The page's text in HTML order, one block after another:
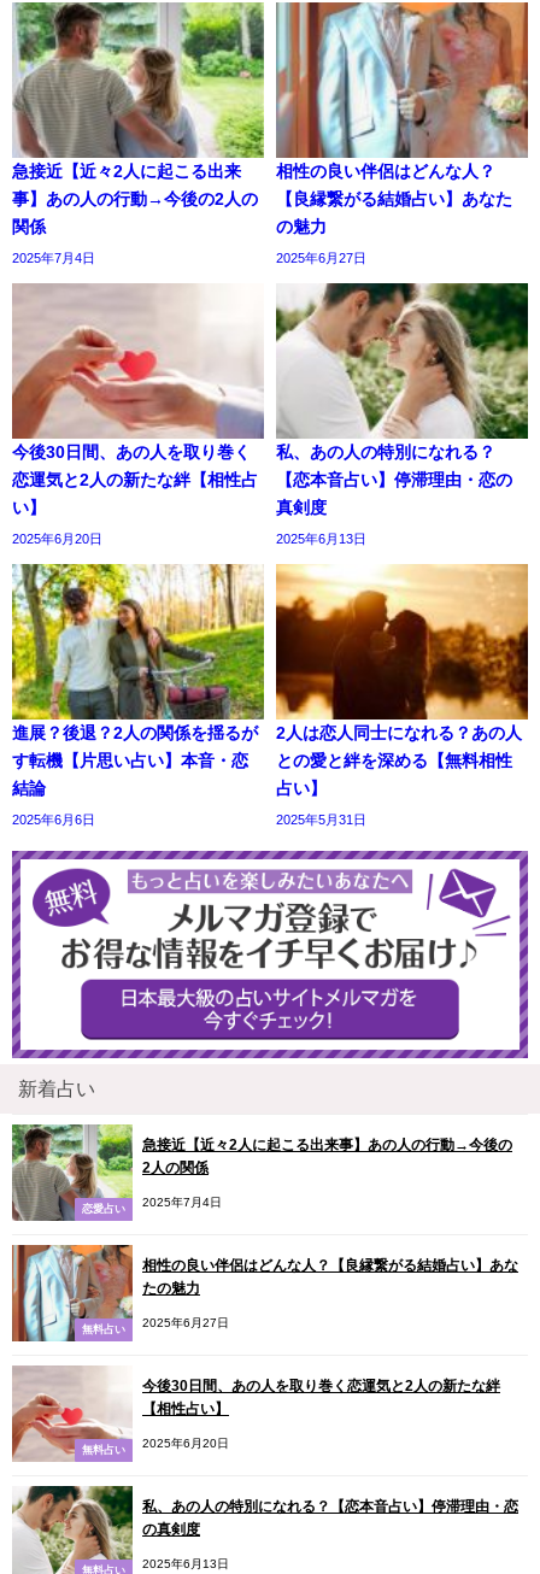
急接近【近々2人に起こる出来
事】あの人の行動→今後の2人の
関係
2025年7月4日
相性の良い伴侶はどんな人？
【良縁繋がる結婚占い】あなた
の魅力
2025年6月27日
今後30日間、あの人を取り巻く
恋運気と2人の新たな絆【相性占
い】
2025年6月20日
私、あの人の特別になれる？
【恋本音占い】停滞理由・恋の
真剣度
2025年6月13日
進展？後退？2人の関係を揺るが
す転機【片思い占い】本音・恋
結論
2025年6月6日
2人は恋人同士になれる？あの人
との愛と絆を深める【無料相性
占い】
2025年5月31日
新着占い
恋愛占い
急接近【近々2人に起こる出来事】あの人の行動→今後の
2人の関係
2025年7月4日
無料占い
相性の良い伴侶はどんな人？【良縁繋がる結婚占い】あな
たの魅力
2025年6月27日
無料占い
今後30日間、あの人を取り巻く恋運気と2人の新たな絆
【相性占い】
2025年6月20日
無料占い
私、あの人の特別になれる？【恋本音占い】停滞理由・恋
の真剣度
2025年6月13日